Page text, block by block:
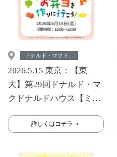
ドナルド・マクド...
2026.5.15 東京：【東
大】第29回ドナルド・マ
クドナルドハウス【ミー
詳しくはコチラ ＞